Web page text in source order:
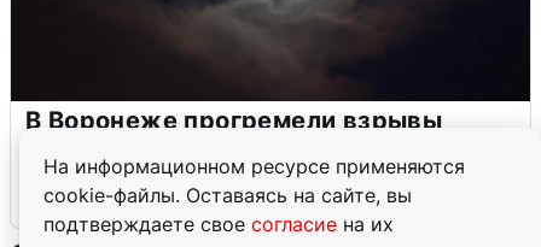
На информационном ресурсе применяются
cookie-файлы. Оставаясь на сайте, вы
подтверждаете свое согласие на их
В Воронеже прогремели взрывы
5 августа 0